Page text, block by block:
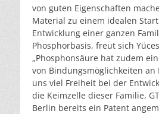
von guten Eigenschaften
Material zu einem idealen
Entwicklung einer ganzen
Phosphorbasis, freut sich
„Phosphonsäure hat zudem
von Bindungsmöglichkeiten an
uns viel Freiheit bei der
die Keimzelle dieser Familie,
Berlin bereits ein Patent